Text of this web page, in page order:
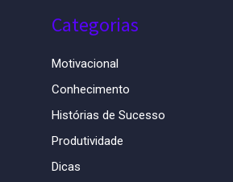
Categorias
Motivacional
Conhecimento
Histórias de Sucesso
Produtividade
Dicas